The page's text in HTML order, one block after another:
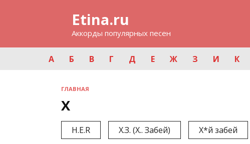
Etina.ru
Аккорды популярных песен
А Б В Г Д Е Ж З И К
ГЛАВНАЯ
Х
H.E.R Х.З. (Х.. Забей) Х*й забей